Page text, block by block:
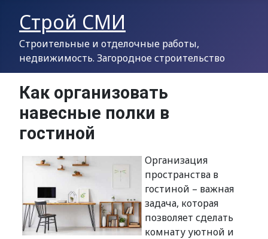
Строй СМИ
Строительные и отделочные работы,
недвижимость. Загородное строительство
Как организовать
навесные полки в
гостиной
Организация
пространства в
гостиной – важная
задача, которая
позволяет сделать
комнату уютной и